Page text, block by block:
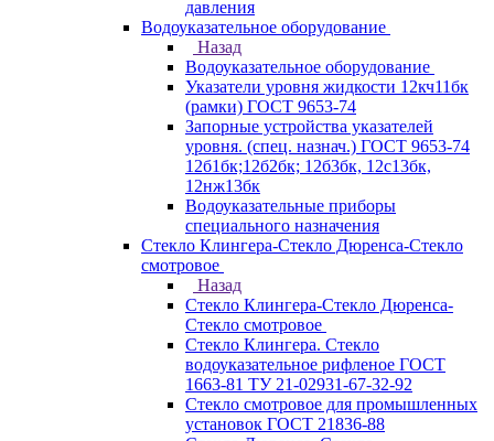
давления
Водоуказательное оборудование
Назад
Водоуказательное оборудование
Указатели уровня жидкости 12кч11бк
(рамки) ГОСТ 9653-74
Запорные устройства указателей
уровня. (спец. назнач.) ГОСТ 9653-74
12б1бк;12б2бк; 12б3бк, 12с13бк,
12нж13бк
Водоуказательные приборы
специального назначения
Стекло Клингера-Стекло Дюренса-Стекло
смотровое
Назад
Стекло Клингера-Стекло Дюренса-
Стекло смотровое
Стекло Клингера. Стекло
водоуказательное рифленое ГОСТ
1663-81 ТУ 21-02931-67-32-92
Стекло смотровое для промышленных
установок ГОСТ 21836-88